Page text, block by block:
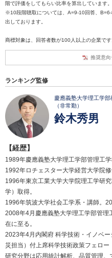
階で評価をしてもらい比率を算出しています。
※10段階聴取については、A=9-10回答、
出しております。
商標対象は、回答者数が100人以上の企業です
推奨意向
ランキング監修
慶應義塾大学理工学
（非常勤）
鈴木秀男
【経歴】
1989年慶應義塾大学理工学部管理工学
1992年ロチェスター大学経営大学院修
1996年東京工業大学大学院理工学研
学）取得。
1996年筑波大学社会工学系・講師。
2008年4月慶應義塾大学理工学部管
在に至る。
2023年4月内閣府 科学技術・イノベ
災担当）付上席科学技術政策フェロー
研究分野は応用統計解析、品質管理、